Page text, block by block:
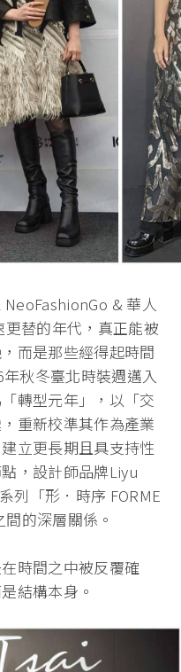
NeoFashionGo & 華人
替的年代，真正能被
而是那些經得起時間
秋冬臺北時裝週邁入
轉型元年」，以「交
重新校準其作為產業
立更長期且具支持性
，設計師品牌Liyu
列「形．時序 FORME
的深層關係。
時間之中被反覆確
結構本身。